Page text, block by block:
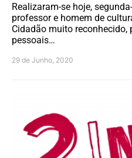
Realizaram-se hoje,
professor e homem de
Cidadão muito reconhecido,
pessoais…
29 de Junho, 2020